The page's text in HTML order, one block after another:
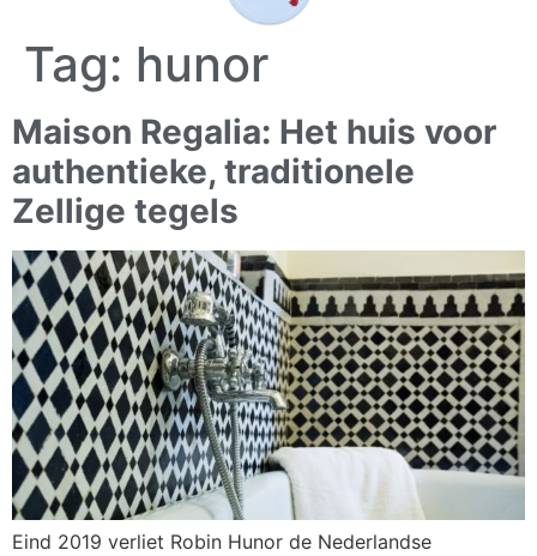
Tag: hunor
Maison Regalia: Het huis voor
authentieke, traditionele
Zellige tegels
Eind 2019 verliet Robin Hunor de Nederlandse